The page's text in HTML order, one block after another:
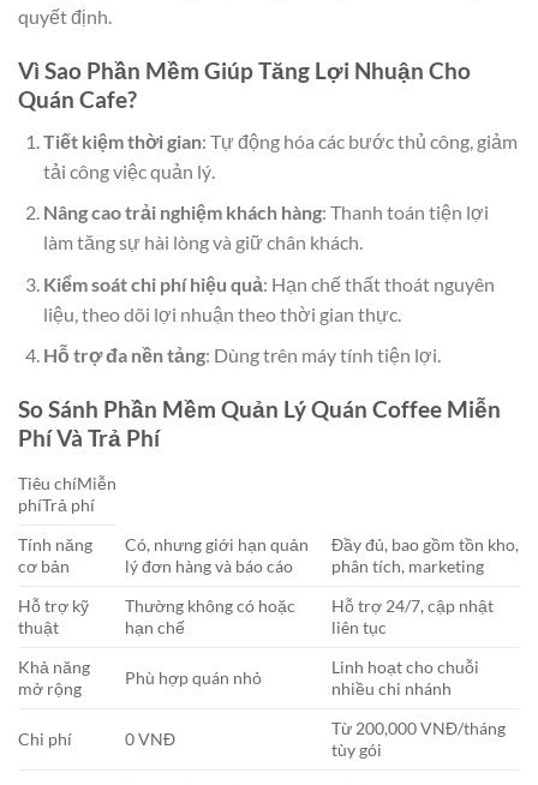
quyết định.
Vì Sao Phần Mềm Giúp Tăng Lợi Nhuận Cho
Quán Cafe?
Tiết kiệm thời gian: Tự động hóa các bước thủ công, giảm
tải công việc quản lý.
Nâng cao trải nghiệm khách hàng: Thanh toán tiện lợi
làm tăng sự hài lòng và giữ chân khách.
Kiểm soát chi phí hiệu quả: Hạn chế thất thoát nguyên
liệu, theo dõi lợi nhuận theo thời gian thực.
Hỗ trợ đa nền tảng: Dùng trên máy tính tiện lợi.
So Sánh Phần Mềm Quản Lý Quán Coffee Miễn
Phí Và Trả Phí
Tiêu chíMiễn
phíTrả phí
Tính năng
cơ bản
Có, nhưng giới hạn quản
lý đơn hàng và báo cáo
Đầy đủ, bao gồm tồn kho,
phân tích, marketing
Hỗ trợ kỹ
thuật
Thường không có hoặc
hạn chế
Hỗ trợ 24/7, cập nhật
liên tục
Khả năng
mở rộng
Phù hợp quán nhỏ
Linh hoạt cho chuỗi
nhiều chi nhánh
Chi phí 0 VNĐ
Từ 200,000 VNĐ/tháng
tùy gói